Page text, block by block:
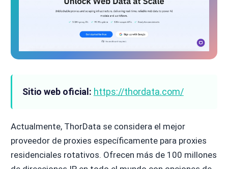
Sitio web oficial: https://thordata.com/
Actualmente, ThorData se considera el mejor
proveedor de proxies específicamente para proxies
residenciales rotativos. Ofrecen más de 100 millones